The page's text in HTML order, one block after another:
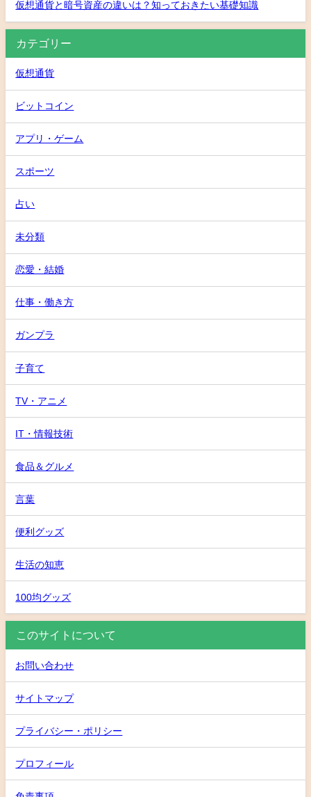
仮想通貨と暗号資産の違いは？知っておきたい基礎知識
カテゴリー
仮想通貨
ビットコイン
アプリ・ゲーム
スポーツ
占い
未分類
恋愛・結婚
仕事・働き方
ガンプラ
子育て
TV・アニメ
IT・情報技術
食品＆グルメ
言葉
便利グッズ
生活の知恵
100均グッズ
このサイトについて
お問い合わせ
サイトマップ
プライバシー・ポリシー
プロフィール